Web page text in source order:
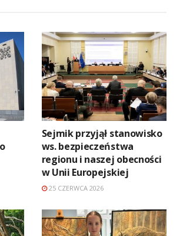
Sejmik przyjął stanowisko
ws. bezpieczeństwa
regionu i naszej obecności
w Unii Europejskiej
25 CZERWCA 2026